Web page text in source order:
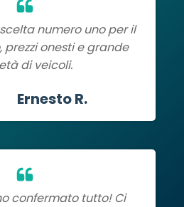
numero uno per il
onesti e grande
di veicoli.
Ernesto R.
confermato tutto! Ci